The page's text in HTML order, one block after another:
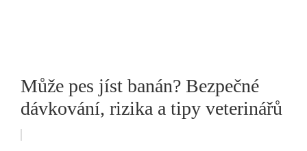
Může pes jíst banán? Bezpečné
dávkování, rizika a tipy veterinářů